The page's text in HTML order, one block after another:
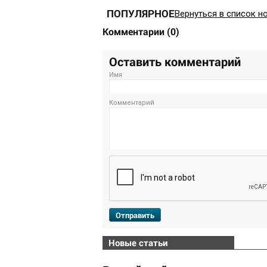
ПОПУЛЯРНОЕВернуться в список
Комментарии (0)
Оставить комментарий
Имя
Комментарий
Отправить
Новые статьи